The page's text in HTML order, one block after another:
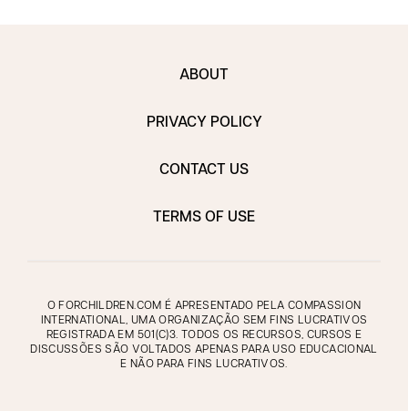
ABOUT
PRIVACY POLICY
CONTACT US
TERMS OF USE
O FORCHILDREN.COM É APRESENTADO PELA COMPASSION
INTERNATIONAL, UMA ORGANIZAÇÃO SEM FINS LUCRATIVOS
REGISTRADA EM 501(C)3. TODOS OS RECURSOS, CURSOS E
DISCUSSÕES SÃO VOLTADOS APENAS PARA USO EDUCACIONAL
E NÃO PARA FINS LUCRATIVOS.